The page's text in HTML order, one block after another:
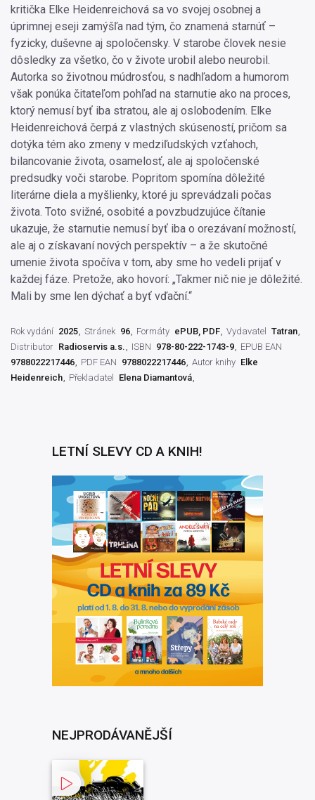
kritička Elke Heidenreichová sa vo svojej osobnej a
úprimnej eseji zamýšľa nad tým, čo znamená starnúť –
fyzicky, duševne aj spoločensky. V starobe človek nesie
dôsledky za všetko, čo v živote urobil alebo neurobil.
Autorka so životnou múdrosťou, s nadhľadom a humorom
však ponúka čitateľom pohľad na starnutie ako na proces,
ktorý nemusí byť iba stratou, ale aj oslobodením. Elke
Heidenreichová čerpá z vlastných skúseností, pričom sa
dotýka tém ako zmeny v medziľudských vzťahoch,
bilancovanie života, osamelosť, ale aj spoločenské
predsudky voči starobe. Popritom spomína dôležité
literárne diela a myšlienky, ktoré ju sprevádzali počas
života. Toto svižné, osobité a povzbudzujúce čítanie
ukazuje, že starnutie nemusí byť iba o orezávaní možností,
ale aj o získavaní nových perspektív – a že skutočné
umenie života spočíva v tom, aby sme ho vedeli prijať v
každej fáze. Pretože, ako hovorí: „Takmer nič nie je dôležité.
Mali by sme len dýchať a byť vďační.“
Rok vydání 2025 Stránek 96 Formáty ePUB, PDF Vydavatel Tatran
Distributor Radioservis a.s. ISBN 978-80-222-1743-9
EPUB EAN
9788022217446
PDF EAN 9788022217446 Autor knihy Elke
Heidenreich
Překladatel Elena Diamantová
LETNÍ SLEVY CD A KNIH!
NEJPRODÁVANĚJŠÍ